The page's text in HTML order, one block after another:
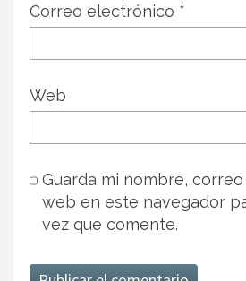
Correo electrónico *
Web
Guarda mi nombre,
web en este navegador
vez que comente.